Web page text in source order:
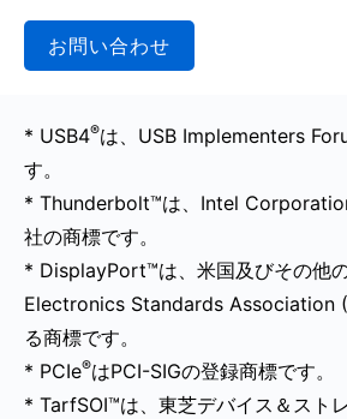
お問い合わせ
* USB4®は、USB Implementers
す。
* Thunderbolt™は、Intel
社の商標です。
* DisplayPort™は、米国及びその他
Electronics Standards Association
る商標です。
* PCIe®はPCI-SIGの登録商標です。
* TarfSOI™は、東芝デバイス＆スト